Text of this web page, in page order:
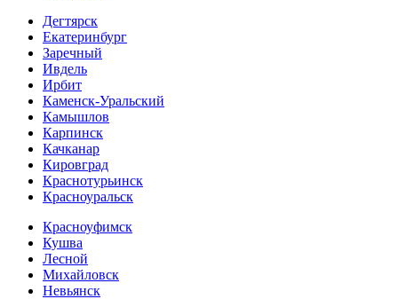
Дегтярск
Екатеринбург
Заречный
Ивдель
Ирбит
Каменск-Уральский
Камышлов
Карпинск
Качканар
Кировград
Краснотурьинск
Красноуральск
Красноуфимск
Кушва
Лесной
Михайловск
Невьянск